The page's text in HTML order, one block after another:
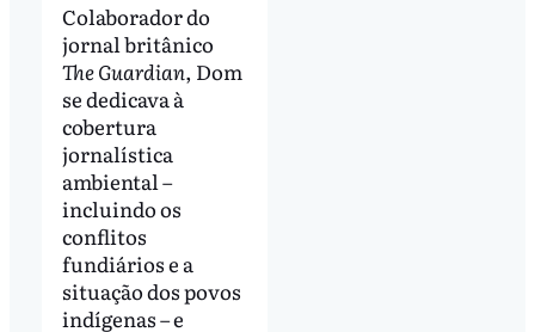
Colaborador do
jornal britânico
The Guardian, Dom
se dedicava à
cobertura
jornalística
ambiental –
incluindo os
conflitos
fundiários e a
situação dos povos
indígenas – e